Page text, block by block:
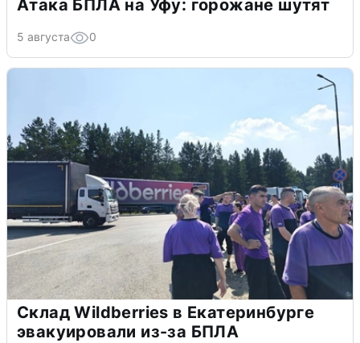
Атака БПЛА на Уфу: горожане шутят
5 августа 0
Склад Wildberries в Екатеринбурге
эвакуировали из-за БПЛА